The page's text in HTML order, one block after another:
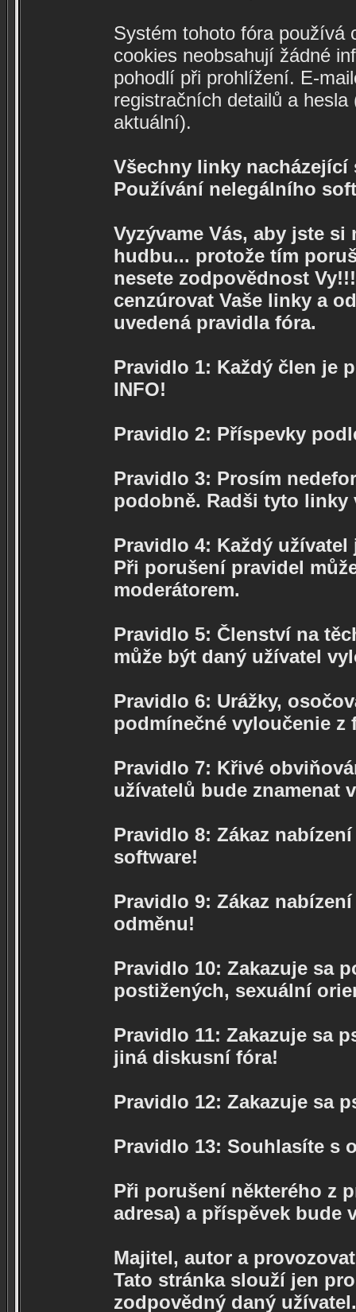
Systém tohoto fóra používá
cookies neobsahují žádné
pohodlí při prohlížení. E-
registračních detailů a
aktuální).
Všechny linky nacházející
Používání nelegálního
Vyzývame Vás, aby jste
hudbu... protože tím
nesete zodpovědnost
cenzúrovat Vaše linky a
uvedená pravidla fóra.
Pravidlo 1: Každý člen je
INFO!
Pravidlo 2: Příspevky
Pravidlo 3: Prosím
podobně. Radši tyto linky
Pravidlo 4: Každý
Při porušení pravidel
moderátorem.
Pravidlo 5: Členství na
může být daný užívatel
Pravidlo 6: Urážky,
podmínečné vyloučenie z
Pravidlo 7: Křivé
užívatelů bude znamenat
Pravidlo 8: Zákaz
software!
Pravidlo 9: Zákaz
odměnu!
Pravidlo 10: Zakazuje sa
postižených, sexuální
Pravidlo 11: Zakazuje sa
jiná diskusní fóra!
Pravidlo 12: Zakazuje sa
Pravidlo 13: Souhlasíte s
Při porušení některého z
adresa) a příspěvek bude
Majitel, autor a
Tato stránka slouží jen
zodpovědný daný